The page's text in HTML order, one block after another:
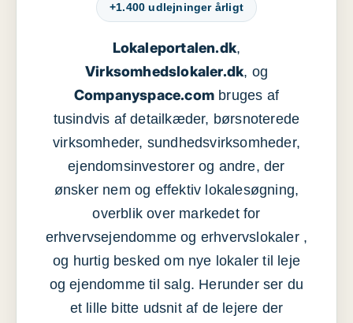
+1.400 udlejninger årligt
Lokaleportalen.dk,
Virksomhedslokaler.dk, og
Companyspace.com bruges af
tusindvis af detailkæder, børsnoterede
virksomheder, sundhedsvirksomheder,
ejendomsinvestorer og andre, der
ønsker nem og effektiv lokalesøgning,
overblik over markedet for
erhvervsejendomme og erhvervslokaler ,
og hurtig besked om nye lokaler til leje
og ejendomme til salg. Herunder ser du
et lille bitte udsnit af de lejere der